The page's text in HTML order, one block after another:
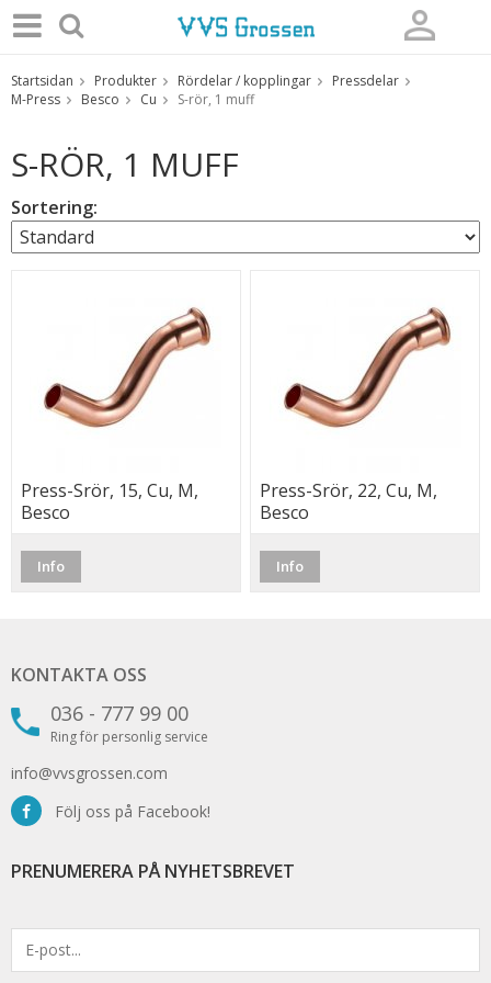
Produkten har blivit tillagd i varukorgen
Startsidan Produkter Rördelar / kopplingar
Pressdelar
M-Press
Besco Cu S-rör, 1 muff
S-RÖR, 1 MUFF
Sortering:
Press-Srör, 15, Cu, M,
Besco
Info
Press-Srör, 22, Cu, M,
Besco
Info
KONTAKTA OSS
036 - 777 99 00
Ring för personlig service
info@vvsgrossen.com
Följ oss på Facebook!
PRENUMERERA PÅ NYHETSBREVET